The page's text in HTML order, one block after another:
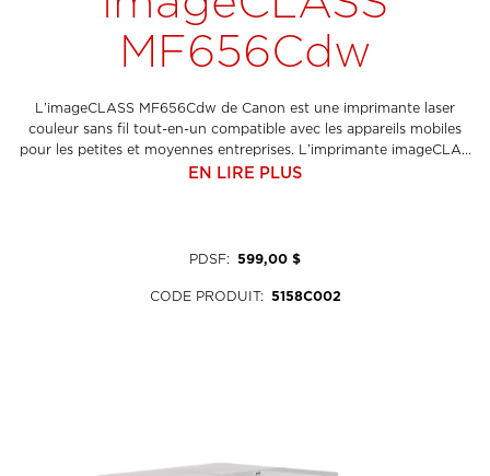
MF656Cdw
L’imageCLASS MF656Cdw de Canon est une imprimante laser
couleur sans fil tout-en-un compatible avec les appareils mobiles
pour les petites et moyennes entreprises. L’imprimante imageCLA...
EN LIRE PLUS
PDSF: 599,00 $
CODE PRODUIT: 5158C002